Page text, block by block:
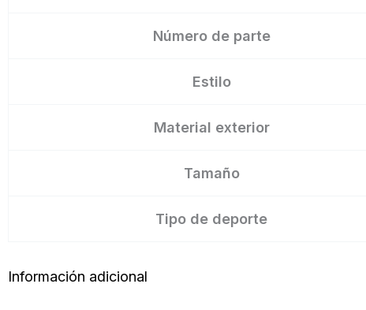
Número de parte
Estilo
Material exterior
Tamaño
Tipo de deporte
Información adicional